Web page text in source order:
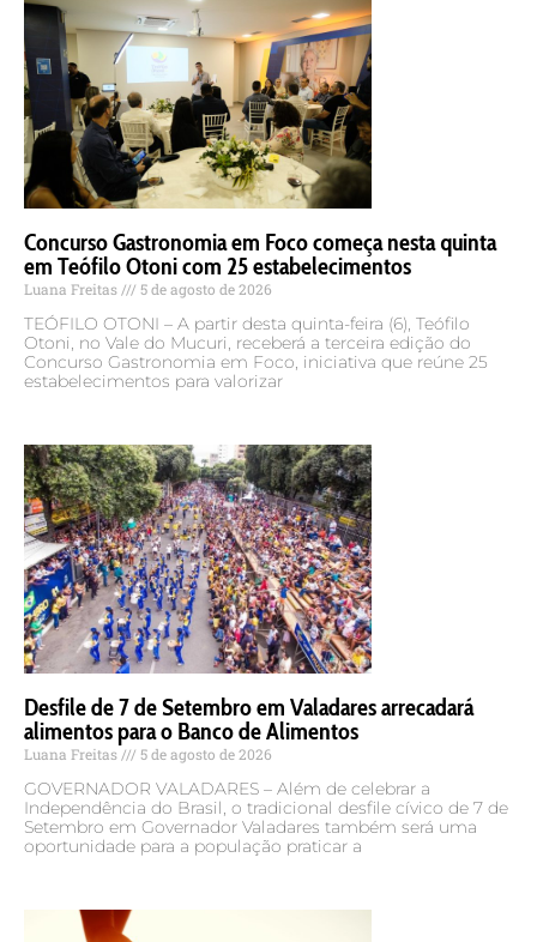
Concurso Gastronomia em Foco começa nesta quinta
em Teófilo Otoni com 25 estabelecimentos
Luana Freitas 5 de agosto de 2026
TEÓFILO OTONI – A partir desta quinta-feira (6), Teófilo
Otoni, no Vale do Mucuri, receberá a terceira edição do
Concurso Gastronomia em Foco, iniciativa que reúne 25
estabelecimentos para valorizar
Desfile de 7 de Setembro em Valadares arrecadará
alimentos para o Banco de Alimentos
Luana Freitas 5 de agosto de 2026
GOVERNADOR VALADARES – Além de celebrar a
Independência do Brasil, o tradicional desfile cívico de 7 de
Setembro em Governador Valadares também será uma
oportunidade para a população praticar a